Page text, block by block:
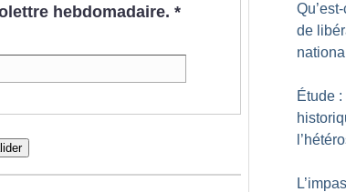
hebdomadaire. *
de
Étude